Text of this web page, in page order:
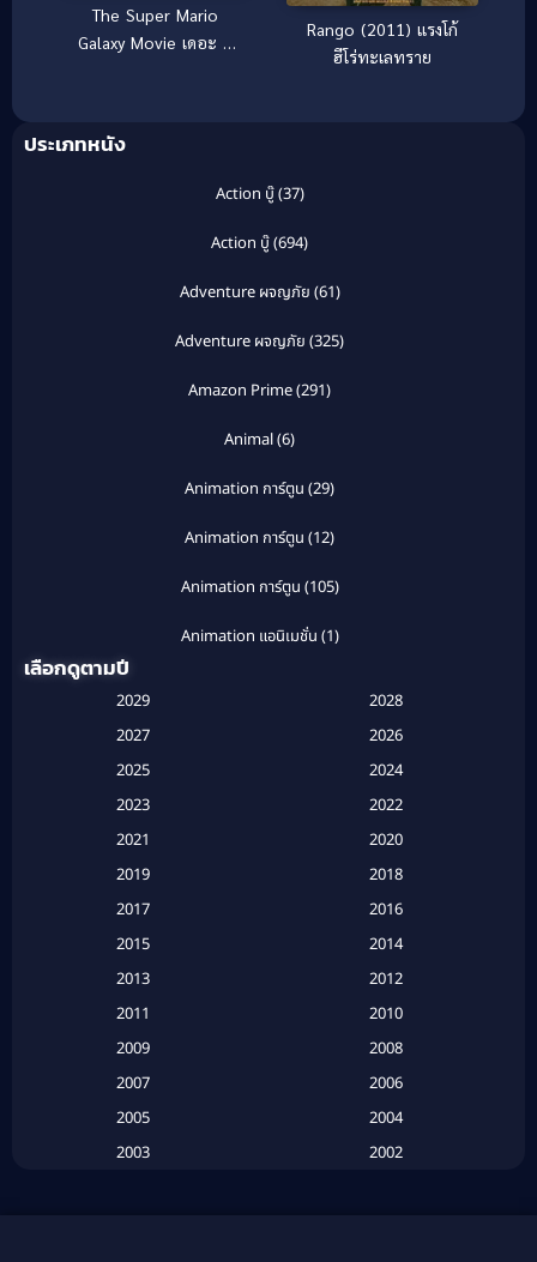
The Super Mario
Galaxy Movie เดอะ ซู
Rango (2011) แรงโก้
ฮีโร่ทะเลทราย
ประเภทหนัง
Action บู๊(37)
Action บู๊(694)
Adventure ผจญภัย (61)
Adventure ผจญภัย (325)
Amazon Prime(291)
Animal(6)
Animation การ์ตูน (29)
Animation การ์ตูน (12)
Animation การ์ตูน (105)
Animation แอนิเมชั่น (1)
Based on a True Story สร้างจากเรื่องจริง(2)
Based on a True Story เรื่องจริง (20)
Based on a True Story เรื่องจริง (16)
เลือกดูตามปี
2029
2028
2027
2026
2025
2024
2023
2022
2021
2020
2019
2018
2017
2016
2015
2014
2013
2012
2011
2010
2009
2008
2007
2006
2005
2004
2003
2002